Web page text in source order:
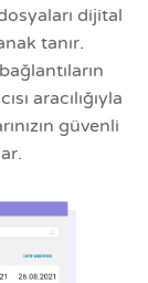
dijital
tanır.
aracılığıyla
güvenli